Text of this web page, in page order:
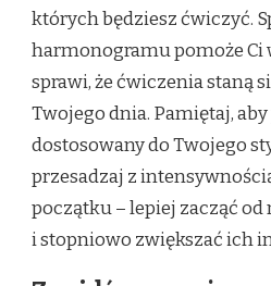
których będziesz ćwiczyć.
harmonogramu pomoże Ci
sprawi, że ćwiczenia staną
Twojego dnia. Pamiętaj,
dostosowany do Twojego
przesadzaj z
początku – lepiej zacząć
i stopniowo zwiększać ich